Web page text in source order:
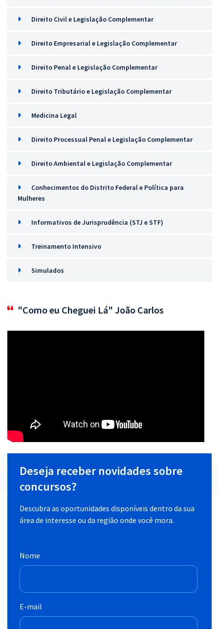
Direito Civil e Legislação Complementar
Direito Empresarial e Legislação Complementar
Direito Penal e Legislação Complementar
Direito Tributário e Legislação Complementar
Medicina Legal
Direito Processual Penal e Legislação Complementar
Direito Ambiental e Legislação Complementar
Conhecimentos do Distrito Federal e Política para
Mulheres
Informativos de Jurisprudência (STJ e STF)
Treinamento Intensivo
Simulados
"Como eu Cheguei Lá" João Carlos
Deseja receber novidades sobre
concursos?
Descubra as oportunidades disponíveis dentro da sua
área de interesse ou da região onde você mora.
Nome
E-mail